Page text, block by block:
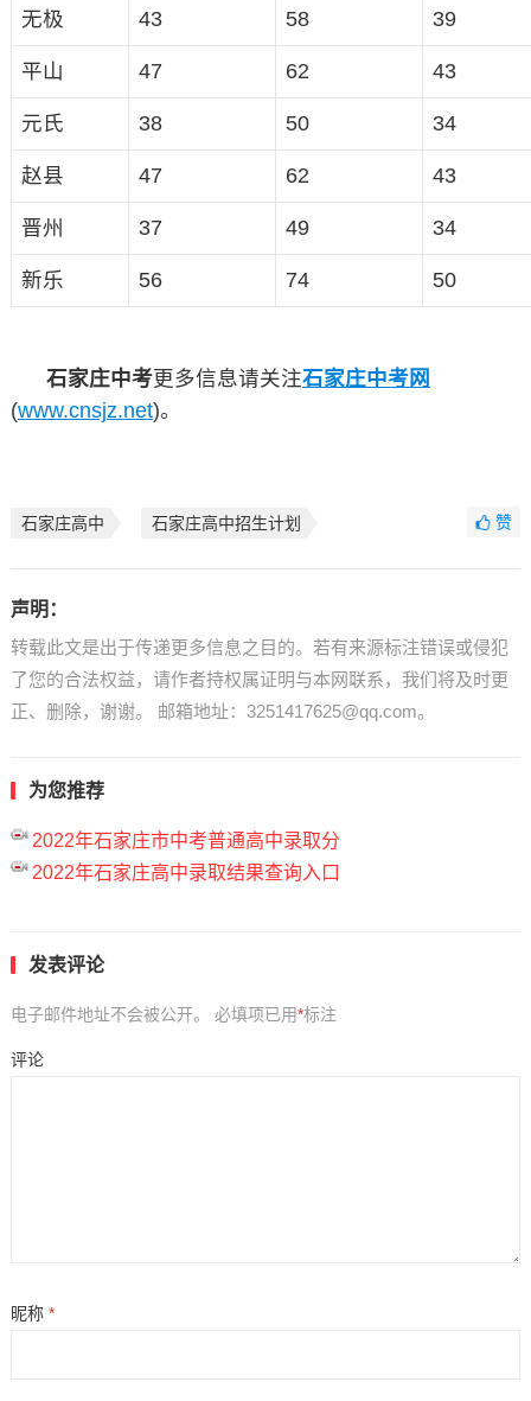
无极 43 58 39
平山 47 62 43
元氏 38 50 34
赵县 47 62 43
晋州 37 49 34
新乐 56 74 50
石家庄中考更多信息请关注石家庄中考网
(www.cnsjz.net)。
石家庄高中 石家庄高中招生计划 赞
声明：
转载此文是出于传递更多信息之目的。若有来源标注错误或侵犯
了您的合法权益，请作者持权属证明与本网联系，我们将及时更
正、删除，谢谢。 邮箱地址：3251417625@qq.com。
为您推荐
2022年石家庄市中考普通高中录取分
2022年石家庄高中录取结果查询入口
发表评论
电子邮件地址不会被公开。 必填项已用*标注
评论
昵称 *